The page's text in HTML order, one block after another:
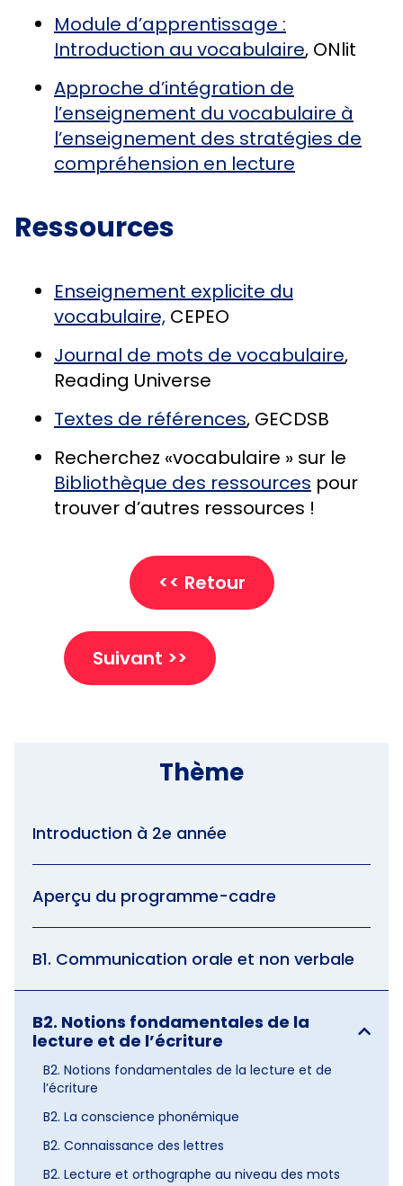
Thème
Introduction à 2e année
Aperçu du programme-cadre
B1. Communication orale et non verbale
B2. Notions fondamentales de la
lecture et de l’écriture
B2. Notions fondamentales de la lecture et de
l’écriture
B2. La conscience phonémique
B2. Connaissance des lettres
B2. Lecture et orthographe au niveau des mots
Module d’apprentissage :
Introduction au vocabulaire, ONlit
Approche d’intégration de
l’enseignement du vocabulaire à
l’enseignement des stratégies de
compréhension en lecture
Ressources
Enseignement explicite du
vocabulaire, CEPEO
Journal de mots de vocabulaire,
Reading Universe
Textes de références, GECDSB
Recherchez «vocabulaire » sur le
Bibliothèque des ressources pour
trouver d’autres ressources !
<< Retour
Suivant >>